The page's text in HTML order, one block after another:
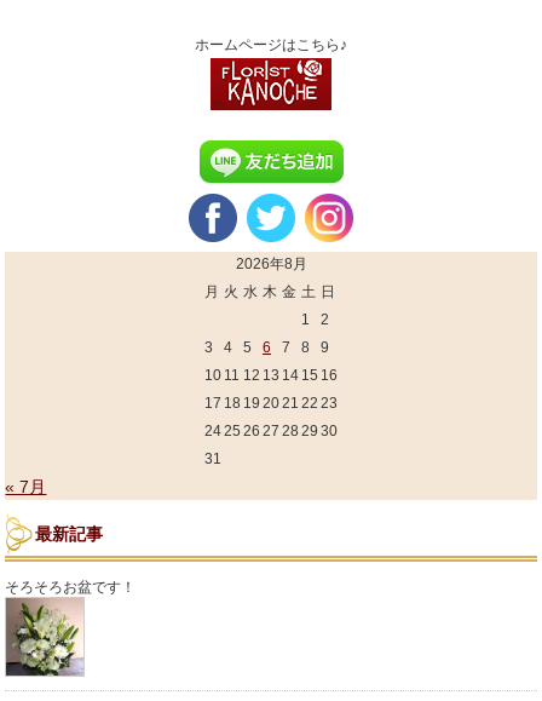
ホームページはこちら♪
2026年8月
月 火 水 木 金 土 日
1
2
3
4 5 6 7 8
9
10 11 12 13 14 15 16
17 18 19 2021 22 23
2425 26 27 28 29 30
31
« 7月
最新記事
そろそろお盆です！